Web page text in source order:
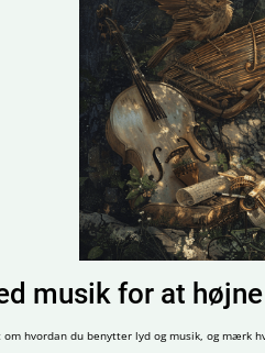
musik for at
hvordan du benytter lyd og musik, og